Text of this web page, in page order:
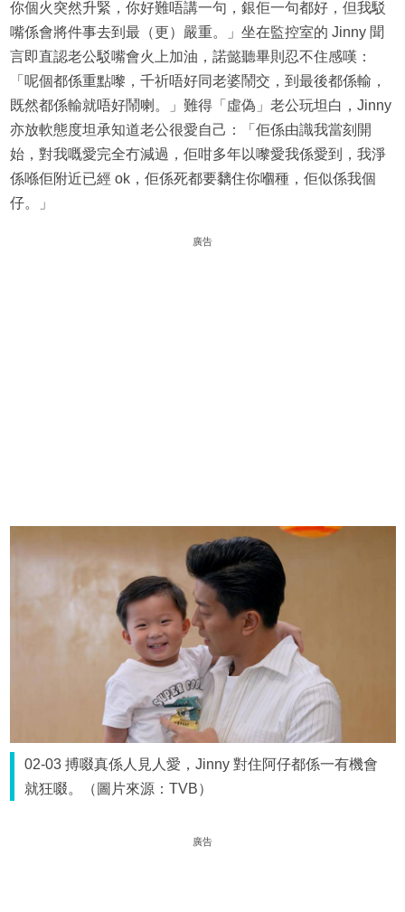
你個火突然升緊，你好難唔講一句，銀佢一句都好，但我駁
嘴係會將件事去到最（更）嚴重。」坐在監控室的 Jinny 聞
言即直認老公駁嘴會火上加油，諾懿聽畢則忍不住感嘆：
「呢個都係重點嚟，千祈唔好同老婆鬧交，到最後都係輸，
既然都係輸就唔好鬧喇。」難得「虛偽」老公玩坦白，Jinny
亦放軟態度坦承知道老公很愛自己：「佢係由識我當刻開
始，對我嘅愛完全冇減過，佢咁多年以嚟愛我係愛到，我淨
係喺佢附近已經 ok，佢係死都要黐住你嗰種，佢似係我個
仔。」
廣告
02-03 搏啜真係人見人愛，Jinny 對住阿仔都係一有機會
就狂啜。（圖片來源：TVB）
廣告